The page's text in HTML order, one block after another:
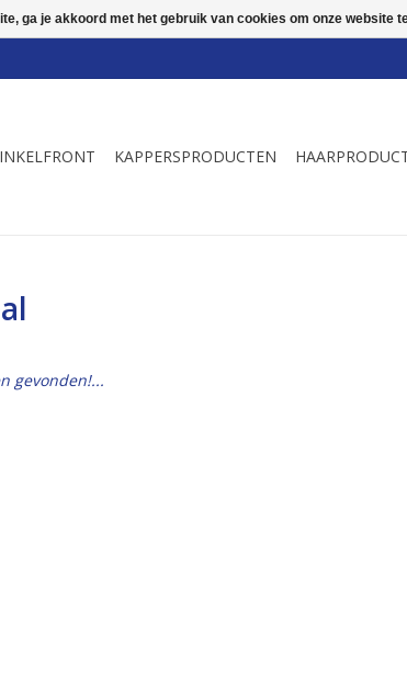
KAPPERSPRODUCTEN
gevonden!...
ga je akkoord met het gebruik van cookies om onze website